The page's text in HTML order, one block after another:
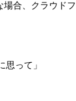
合、クラウドフ
って」